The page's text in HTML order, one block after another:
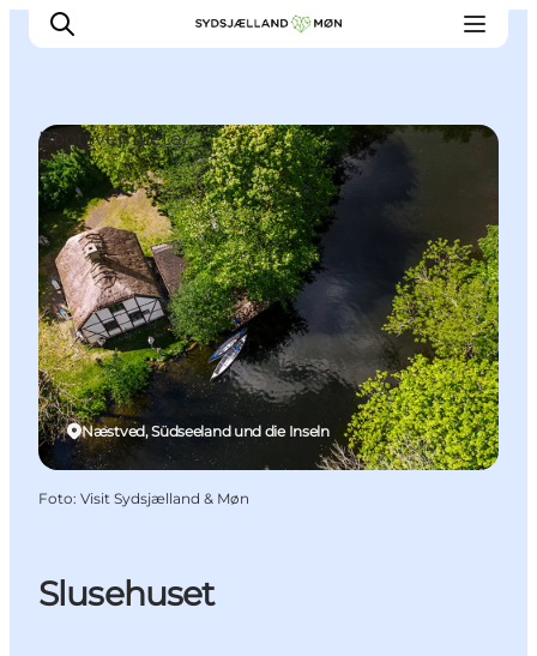
Erleben
Städte und Orte
Events
Essen
Unterkunft
Reise planen
Slusehuset
Næstved, Südseeland und die Inseln
Bootsvermieter
Foto: Visit Sydsjælland & Møn